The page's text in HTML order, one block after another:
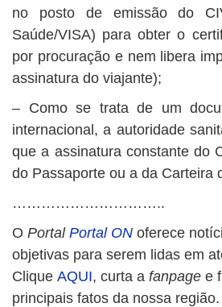
no posto de emissão do
Saúde/VISA) para obter o
por procuração e nem libera
assinatura do viajante);
– Como se trata de um
internacional, a autoridade
que a assinatura constante do
do Passaporte ou a da Carteira
…………………………..
O Portal Portal ON oferece
objetivas para serem lidas em
Clique AQUI, curta a fanpage e
principais fatos da nossa região.